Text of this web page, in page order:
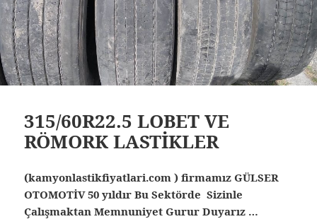
315/60R22.5 LOBET VE
RÖMORK LASTİKLER
(kamyonlastikfiyatlari.com ) firmamız GÜLSER
OTOMOTİV 50 yıldır Bu Sektörde Sizinle
Çalışmaktan Memnuniyet Gurur Duyarız …